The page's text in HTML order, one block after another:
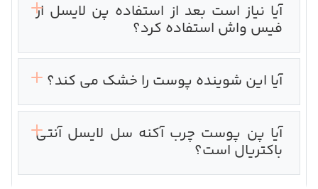
آیا نیاز است بعد از استفاده پن لایسل از
فیس واش استفاده کرد؟
آیا این شوینده پوست را خشک می کند؟
آیا پن پوست چرب آکنه سل لایسل آنتی
باکتریال است؟